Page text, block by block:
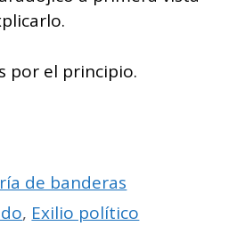
por el principio.
de banderas
, Exilio político